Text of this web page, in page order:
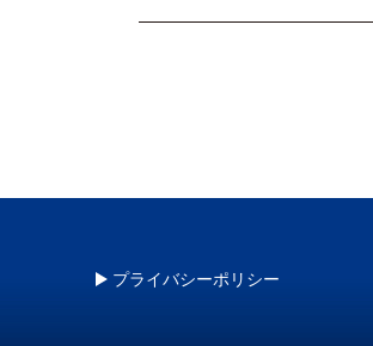
プライバシーポリシー